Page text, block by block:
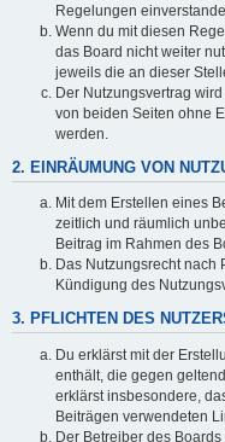
Regelungen
Wenn du mit diesen
das Board nicht weiter
jeweils die an dieser
Der Nutzungsvertrag
von beiden Seiten ohne
werden.
2. EINRÄUMUNG VON
Mit dem Erstellen eines
zeitlich und räumlich
Beitrag im Rahmen des
Das Nutzungsrecht nach
Kündigung des
3. PFLICHTEN DES
Du erklärst mit der
enthält, die gegen
erklärst insbesondere,
Beiträgen verwendeten
Der Betreiber des